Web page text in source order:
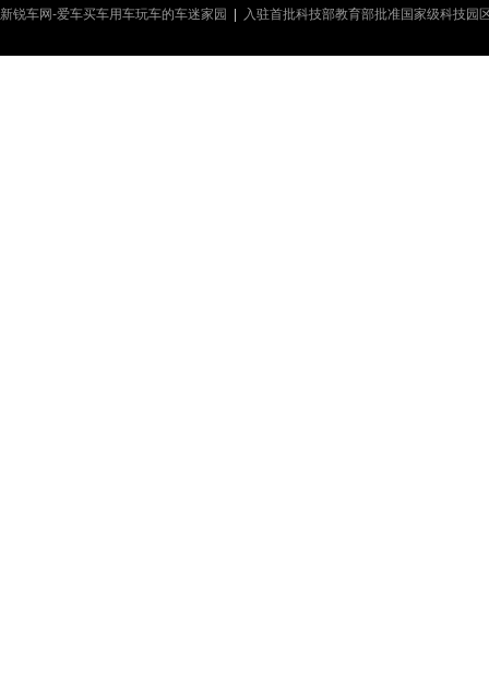
新锐车网-爱车买车用车玩车的车迷家园 | 入驻首批科技部教育部批准国家级科技园